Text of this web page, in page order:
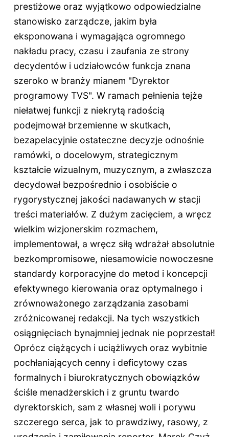
prestiżowe oraz wyjątkowo odpowiedzialne
stanowisko zarządcze, jakim była
eksponowana i wymagająca ogromnego
nakładu pracy, czasu i zaufania ze strony
decydentów i udziałowców funkcja znana
szeroko w branży mianem "Dyrektor
programowy TVS". W ramach pełnienia tejże
niełatwej funkcji z niekrytą radością
podejmował brzemienne w skutkach,
bezapelacyjnie ostateczne decyzje odnośnie
ramówki, o docelowym, strategicznym
kształcie wizualnym, muzycznym, a zwłaszcza
decydował bezpośrednio i osobiście o
rygorystycznej jakości nadawanych w stacji
treści materiałów. Z dużym zacięciem, a wręcz
wielkim wizjonerskim rozmachem,
implementował, a wręcz siłą wdrażał absolutnie
bezkompromisowe, niesamowicie nowoczesne
standardy korporacyjne do metod i koncepcji
efektywnego kierowania oraz optymalnego i
zrównoważonego zarządzania zasobami
zróżnicowanej redakcji. Na tych wszystkich
osiągnięciach bynajmniej jednak nie poprzestał!
Oprócz ciążących i uciążliwych oraz wybitnie
pochłaniających cenny i deficytowy czas
formalnych i biurokratycznych obowiązków
ściśle menadżerskich i z gruntu twardo
dyrektorskich, sam z własnej woli i porywu
szczerego serca, jak to prawdziwy, rasowy, z